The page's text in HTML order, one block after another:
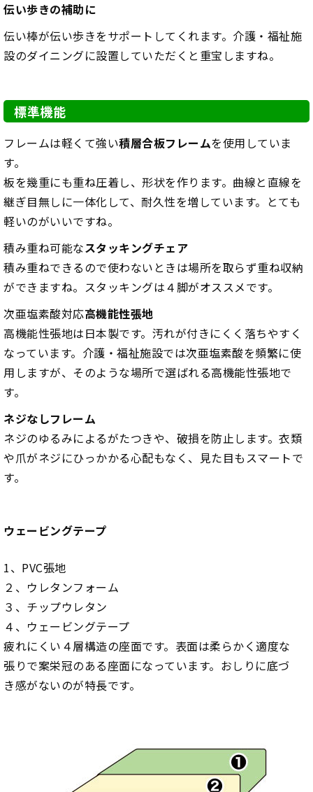
伝い歩きの補助に
伝い棒が伝い歩きをサポートしてくれます。介護・福祉施
設のダイニングに設置していただくと重宝しますね。
標準機能
フレームは軽くて強い積層合板フレームを使用していま
す。
板を幾重にも重ね圧着し、形状を作ります。曲線と直線を
継ぎ目無しに一体化して、耐久性を増しています。とても
軽いのがいいですね。
積み重ね可能なスタッキングチェア
積み重ねできるので使わないときは場所を取らず重ね収納
ができますね。スタッキングは４脚がオススメです。
次亜塩素酸対応高機能性張地
高機能性張地は日本製です。汚れが付きにくく落ちやすく
なっています。介護・福祉施設では次亜塩素酸を頻繁に使
用しますが、そのような場所で選ばれる高機能性張地で
す。
ネジなしフレーム
ネジのゆるみによるがたつきや、破損を防止します。衣類
や爪がネジにひっかかる心配もなく、見た目もスマートで
す。
ウェービングテープ
1、PVC張地
２、ウレタンフォーム
３、チップウレタン
４、ウェービングテープ
疲れにくい４層構造の座面です。表面は柔らかく適度な
張りで案栄冠のある座面になっています。おしりに底づ
き感がないのが特長です。